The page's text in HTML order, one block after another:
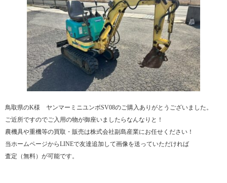
鳥取県のK様 ヤンマーミニユンボSV08のご購入ありがとうございました。
ご近所ですのでご入用の物が御座いましたらなんなりと！
農機具や重機等の買取・販売は株式会社副島産業にお任せください！
当ホームページからLINEで友達追加して画像を送っていただければ
査定（無料）が可能です。